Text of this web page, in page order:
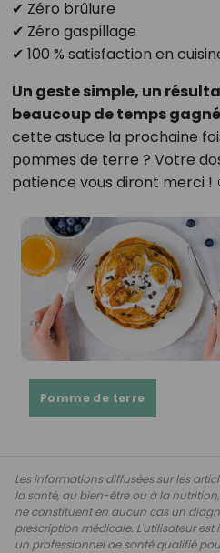
✔ Zéro brûlure
✔ Zéro gaspillage
✔ 100 % satisfaction en
Un geste simple, un
beaucoup de temps
cette astuce la prochaine
pommes de terre ? Votre
patience vous diront merci !
Pomme de terre
Les informations diffusées sur les
la santé, au bien-être ou à la
ne constituent en aucun cas un
prescription médicale. L'utilisateur
un professionnel de santé qualifié